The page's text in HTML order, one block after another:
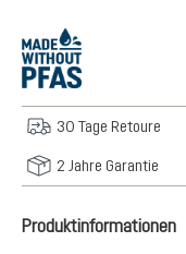
30 Tage Retoure
2 Jahre Garantie
Produktinformationen